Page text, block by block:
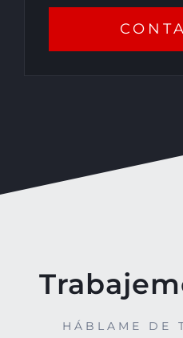
HÁBLAME DE